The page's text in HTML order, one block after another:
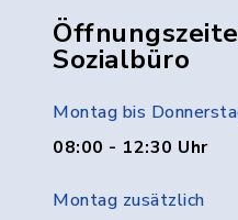
Sozialbüro
Montag bis
08:00 - 12:30 Uhr
Montag zusätzlich